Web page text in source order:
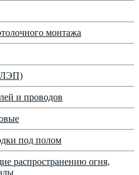
монтажа
и проводов
под полом
распространению огня,